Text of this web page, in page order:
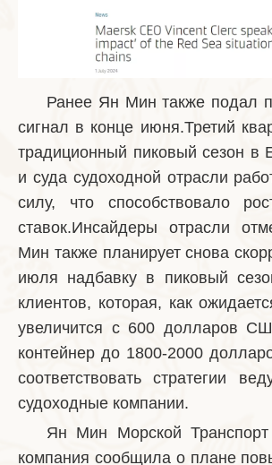
Ранее Ян Мин также подал
сигнал в конце июня.Третий
традиционный пиковый сезон
и суда судоходной отрасли
силу, что способствовало
ставок.Инсайдеры отрасли
Мин также планирует снова
июля надбавку в пиковый
клиентов, которая, как
увеличится с 600 долларов
контейнер до 1800-2000
соответствовать стратегии
судоходные компании.
Ян Мин Морской
компания сообщила о плане